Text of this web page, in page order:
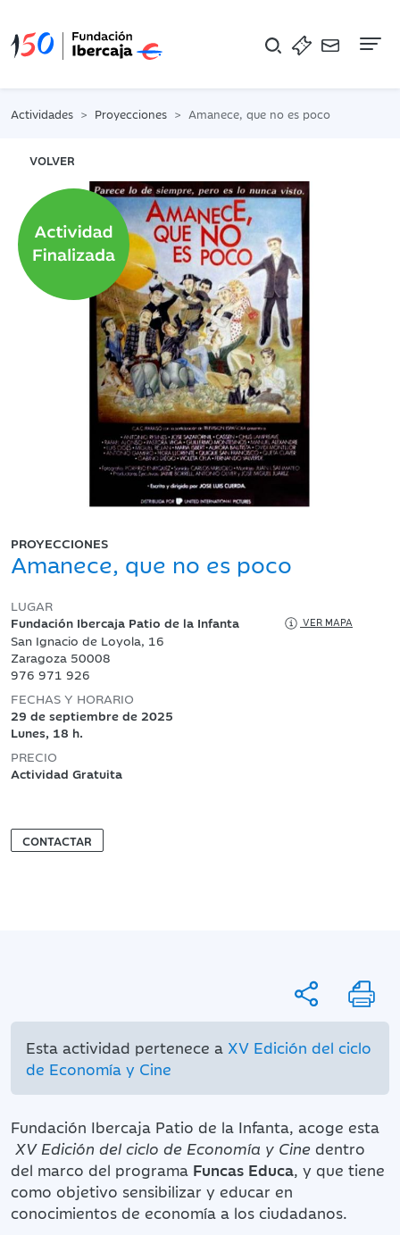
Actividades Proyecciones Amanece, que no es poco
VOLVER
PROYECCIONES
Amanece, que no es poco
LUGAR
Fundación Ibercaja Patio de la Infanta
VER MAPA
San Ignacio de Loyola, 16
Zaragoza 50008
976 971 926
FECHAS Y HORARIO
29 de septiembre de 2025
Lunes, 18 h.
PRECIO
Actividad Gratuita
CONTACTAR
Esta actividad pertenece a XV Edición del ciclo
de Economía y Cine
Fundación Ibercaja Patio de la Infanta, acoge esta
XV Edición del ciclo de Economía y Cine dentro
del marco del programa Funcas Educa, y que tiene
como objetivo sensibilizar y educar en
conocimientos de economía a los ciudadanos.